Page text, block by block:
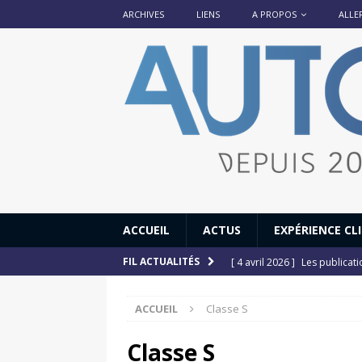
ARCHIVES LIENS A PROPOS
ACCUEIL ACTUS EXPÉRIENCE
FIL ACTUALITÉS [ 4 avril 2026 ] Les
[ 12 juillet 2025 ]
ACCUEIL Classe S
Classe S